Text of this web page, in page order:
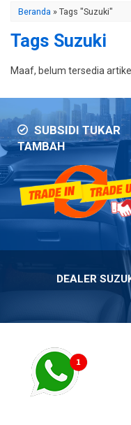
Beranda » Tags "Suzuki"
Tags Suzuki
Maaf, belum tersedia
SUBSIDI TUKAR
TAMBAH
DEALER